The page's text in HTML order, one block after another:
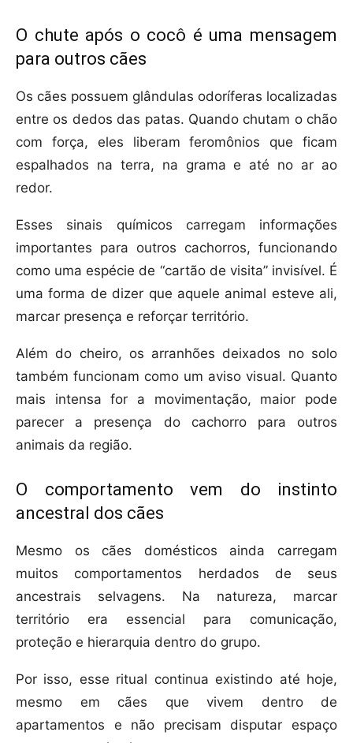
O chute após o cocô é uma mensagem
para outros cães
Os cães possuem glândulas odoríferas localizadas
entre os dedos das patas. Quando chutam o chão
com força, eles liberam feromônios que ficam
espalhados na terra, na grama e até no ar ao
redor.
Esses sinais químicos carregam informações
importantes para outros cachorros, funcionando
como uma espécie de “cartão de visita” invisível. É
uma forma de dizer que aquele animal esteve ali,
marcar presença e reforçar território.
Além do cheiro, os arranhões deixados no solo
também funcionam como um aviso visual. Quanto
mais intensa for a movimentação, maior pode
parecer a presença do cachorro para outros
animais da região.
O comportamento vem do instinto
ancestral dos cães
Mesmo os cães domésticos ainda carregam
muitos comportamentos herdados de seus
ancestrais selvagens. Na natureza, marcar
território era essencial para comunicação,
proteção e hierarquia dentro do grupo.
Por isso, esse ritual continua existindo até hoje,
mesmo em cães que vivem dentro de
apartamentos e não precisam disputar espaço